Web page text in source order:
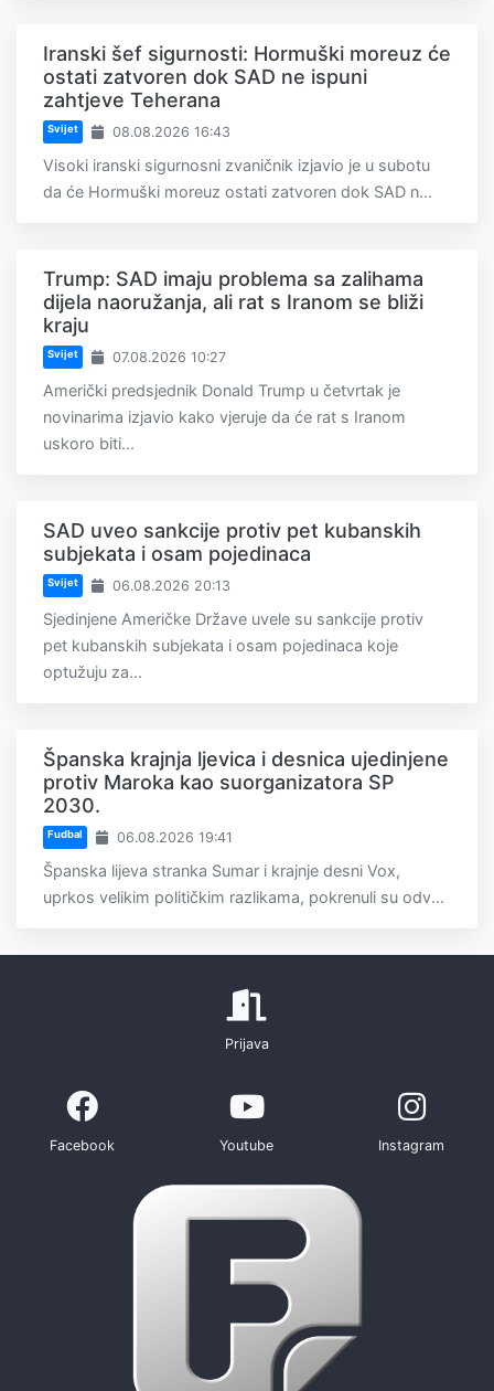
Iranski šef sigurnosti: Hormuški moreuz će
ostati zatvoren dok SAD ne ispuni
zahtjeve Teherana
Svijet 08.08.2026 16:43
Visoki iranski sigurnosni zvaničnik izjavio je u subotu
da će Hormuški moreuz ostati zatvoren dok SAD n...
Trump: SAD imaju problema sa zalihama
dijela naoružanja, ali rat s Iranom se bliži
kraju
Svijet 07.08.2026 10:27
Američki predsjednik Donald Trump u četvrtak je
novinarima izjavio kako vjeruje da će rat s Iranom
uskoro biti...
SAD uveo sankcije protiv pet kubanskih
subjekata i osam pojedinaca
Svijet 06.08.2026 20:13
Sjedinjene Američke Države uvele su sankcije protiv
pet kubanskih subjekata i osam pojedinaca koje
optužuju za...
Španska krajnja ljevica i desnica ujedinjene
protiv Maroka kao suorganizatora SP
2030.
Fudbal 06.08.2026 19:41
Španska lijeva stranka Sumar i krajnje desni Vox,
uprkos velikim političkim razlikama, pokrenuli su odv...
Prijava
Facebook Youtube Instagram